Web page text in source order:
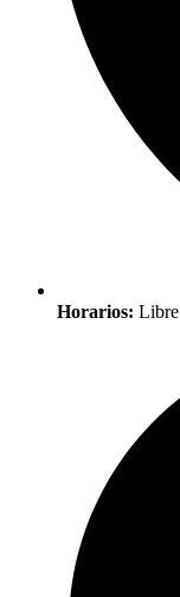
Horarios: Libre